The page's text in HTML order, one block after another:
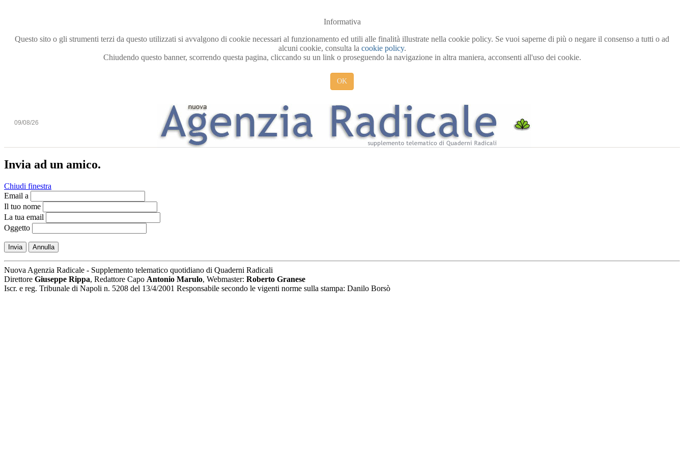
Informativa
Questo sito o gli strumenti terzi da questo utilizzati si avvalgono di cookie necessari al funzionamento ed utili alle finalità illustrate nella cookie policy. Se vuoi saperne di più o negare il consenso a tutti o ad
alcuni cookie, consulta la cookie policy.
Chiudendo questo banner, scorrendo questa pagina, cliccando su un link o proseguendo la navigazione in altra maniera, acconsenti all'uso dei cookie.
OK
09/08/26
Invia ad un amico.
Chiudi finestra
Email a
Il tuo nome
La tua email
Oggetto
Invia Annulla
Nuova Agenzia Radicale - Supplemento telematico quotidiano di Quaderni Radicali
Direttore Giuseppe Rippa, Redattore Capo Antonio Marulo, Webmaster: Roberto Granese
Iscr. e reg. Tribunale di Napoli n. 5208 del 13/4/2001 Responsabile secondo le vigenti norme sulla stampa: Danilo Borsò